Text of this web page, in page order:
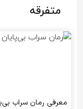
متفرقه
معرفی رمان سراب